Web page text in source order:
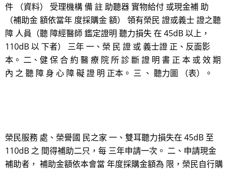
件 （資料） 受理機構 備 註 助聽器 實物給付 或現金補 助
（補助金 額依當年 度採購金 額） 領有榮民 證或義士 證之聽
障 人員（聽 障經醫師 鑑定證明 聽力損失 在 45dB 以上，
110dB 以 下者） 三年 一、榮 民 證 或 義士證 正、反面影
本。 二、健 保 合 約 醫 療 院 所 診 斷 證 明 書 正 本 或 效 期
內 之 聽 障 身 心 障 礙 證 明 正本。 三 、 聽力圖 （表）。
榮民服務 處、榮譽國 民之家 一、雙耳聽力損失在 45dB 至
110dB 之 間得補助二只，每 三年申請一次。 二、申請現金
補助者， 補助金額依本會當 年度採購金額為 限，榮民自行購